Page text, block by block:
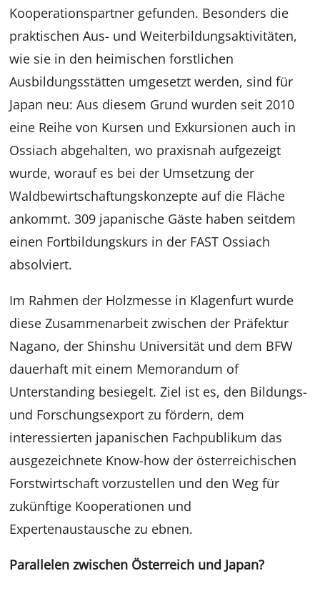
Kooperationspartner gefunden. Besonders die
praktischen Aus- und Weiterbildungsaktivitäten,
wie sie in den heimischen forstlichen
Ausbildungsstätten umgesetzt werden, sind für
Japan neu: Aus diesem Grund wurden seit 2010
eine Reihe von Kursen und Exkursionen auch in
Ossiach abgehalten, wo praxisnah aufgezeigt
wurde, worauf es bei der Umsetzung der
Waldbewirtschaftungskonzepte auf die Fläche
ankommt. 309 japanische Gäste haben seitdem
einen Fortbildungskurs in der FAST Ossiach
absolviert.
Im Rahmen der Holzmesse in Klagenfurt wurde
diese Zusammenarbeit zwischen der Präfektur
Nagano, der Shinshu Universität und dem BFW
dauerhaft mit einem Memorandum of
Unterstanding besiegelt. Ziel ist es, den Bildungs-
und Forschungsexport zu fördern, dem
interessierten japanischen Fachpublikum das
ausgezeichnete Know-how der österreichischen
Forstwirtschaft vorzustellen und den Weg für
zukünftige Kooperationen und
Expertenaustausche zu ebnen.
Parallelen zwischen Österreich und Japan?